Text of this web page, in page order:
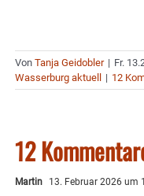
Von Tanja Geidobler | Fr.
Wasserburg aktuell
| 12
12
Martin 13. Februar 2026 um